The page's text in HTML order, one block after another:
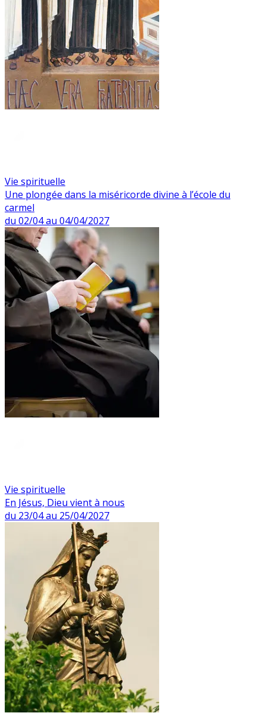
Vie spirituelle
Une plongée dans la miséricorde divine à l’école du
carmel
du 02/04 au 04/04/2027
Vie spirituelle
En Jésus, Dieu vient à nous
du 23/04 au 25/04/2027